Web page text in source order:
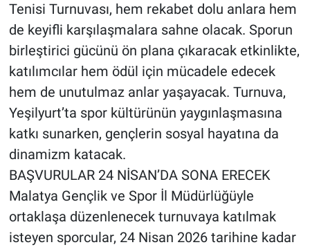
Tenisi Turnuvası, hem rekabet dolu anlara hem
de keyifli karşılaşmalara sahne olacak. Sporun
birleştirici gücünü ön plana çıkaracak etkinlikte,
katılımcılar hem ödül için mücadele edecek
hem de unutulmaz anlar yaşayacak. Turnuva,
Yeşilyurt’ta spor kültürünün yaygınlaşmasına
katkı sunarken, gençlerin sosyal hayatına da
dinamizm katacak.
BAŞVURULAR 24 NİSAN’DA SONA ERECEK
Malatya Gençlik ve Spor İl Müdürlüğüyle
ortaklaşa düzenlenecek turnuvaya katılmak
isteyen sporcular, 24 Nisan 2026 tarihine kadar